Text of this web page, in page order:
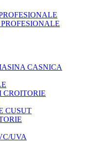
CASNICA
CROITORIE
CUSUT
UVA